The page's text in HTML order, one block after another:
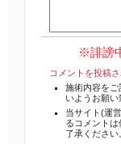
※誹謗
コメントを投稿
施術内容をご
いようお願い
当サイト(運
るコメント
了承ください